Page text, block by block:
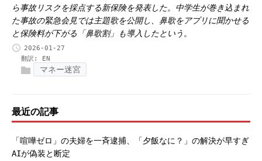
ら事故リスクを採点する新保険を発表した。中学生が巻き込まれ
た事故の緊急会見では主題歌を公開し、鼻歌をアプリに聞かせる
と保険料が下がる「鼻歌割」も導入したという。
2026-01-27
翻訳: EN
マネー迷宮
最近の記事
「喧嘩ゼロ」の夫婦を一斉逮捕、「夕飯なに？」の解決が早すぎ
AIが偽装と断定